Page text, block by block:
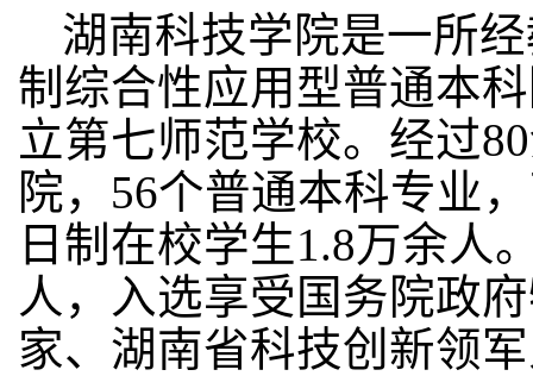
湖南科技学院是一所
制综合性应用型普通本
立第七师范学校。经过
院，56个普通本科专业
日制在校学生1.8万余人
人，入选享受国务院政
家、湖南省科技创新领